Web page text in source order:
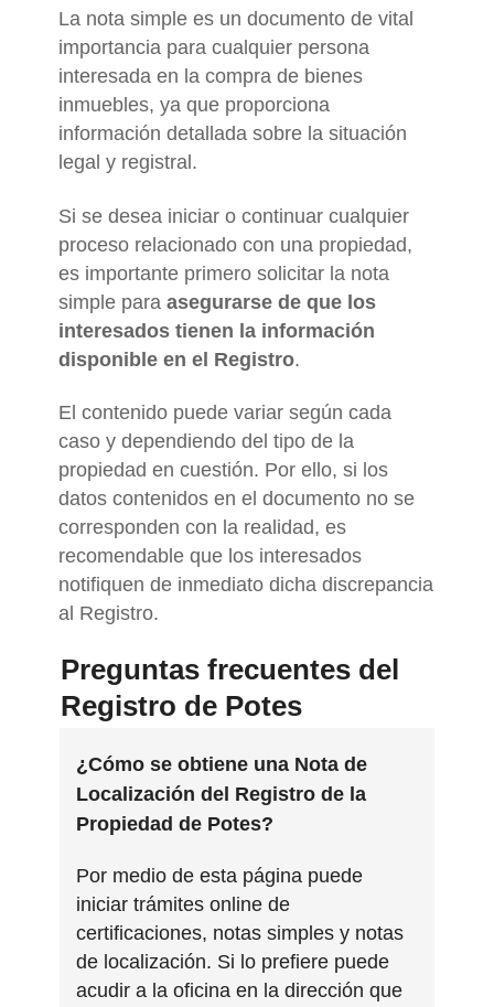
La nota simple es un documento de vital
importancia para cualquier persona
interesada en la compra de bienes
inmuebles, ya que proporciona
información detallada sobre la situación
legal y registral.
Si se desea iniciar o continuar cualquier
proceso relacionado con una propiedad,
es importante primero solicitar la nota
simple para asegurarse de que los
interesados tienen la información
disponible en el Registro.
El contenido puede variar según cada
caso y dependiendo del tipo de la
propiedad en cuestión. Por ello, si los
datos contenidos en el documento no se
corresponden con la realidad, es
recomendable que los interesados
notifiquen de inmediato dicha discrepancia
al Registro.
Preguntas frecuentes del
Registro de Potes
¿Cómo se obtiene una Nota de
Localización del Registro de la
Propiedad de Potes?
Por medio de esta página puede
iniciar trámites online de
certificaciones, notas simples y notas
de localización. Si lo prefiere puede
acudir a la oficina en la dirección que